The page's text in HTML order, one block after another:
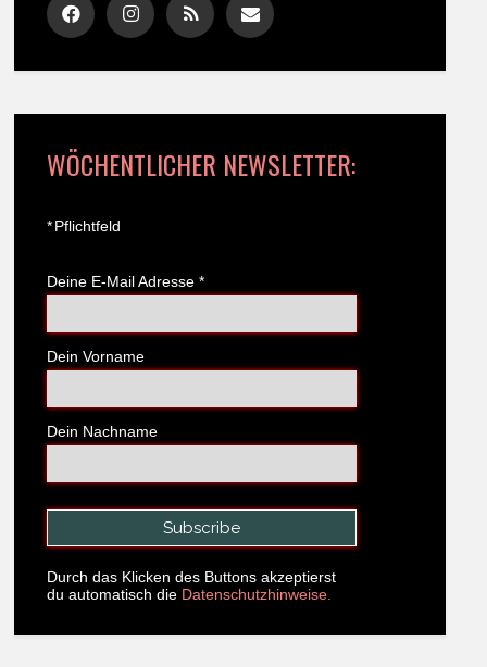
WÖCHENTLICHER NEWSLETTER:
*Pflichtfeld
Deine E-Mail Adresse *
Dein Vorname
Dein Nachname
Durch das Klicken des Buttons akzeptierst
du automatisch die Datenschutzhinweise.